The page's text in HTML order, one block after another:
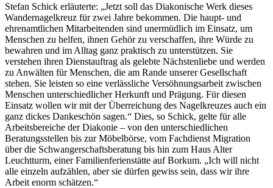
Stefan Schick erläuterte: „Jetzt soll das Diakonische Werk dieses
Wandernagelkreuz für zwei Jahre bekommen. Die haupt- und
ehrenamtlichen Mitarbeitenden sind unermüdlich im Einsatz, um
Menschen zu helfen, ihnen Gehör zu verschaffen, ihre Würde zu
bewahren und im Alltag ganz praktisch zu unterstützen. Sie
verstehen ihren Dienstauftrag als gelebte Nächstenliebe und werden
zu Anwälten für Menschen, die am Rande unserer Gesellschaft
stehen. Sie leisten so eine verlässliche Versöhnungsarbeit zwischen
Menschen unterschiedlicher Herkunft und Prägung. Für diesen
Einsatz wollen wir mit der Überreichung des Nagelkreuzes auch ein
ganz dickes Dankeschön sagen.“ Dies, so Schick, gelte für alle
Arbeitsbereiche der Diakonie – von den unterschiedlichen
Beratungsstellen bis zur Möbelbörse, vom Fachdienst Migration
über die Schwangerschaftsberatung bis hin zum Haus Alter
Leuchtturm, einer Familienferienstätte auf Borkum. „Ich will nicht
alle einzeln aufzählen, aber sie dürfen gewiss sein, dass wir ihre
Arbeit enorm schätzen.“